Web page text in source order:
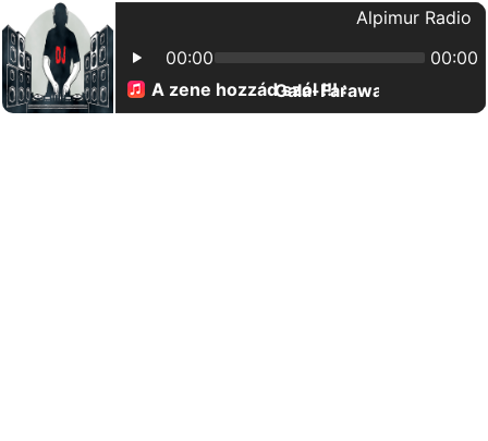
Alpimur Radio
A zene hozzád szól !!! :Gala-Faraway (Walentin
00:00 00:00